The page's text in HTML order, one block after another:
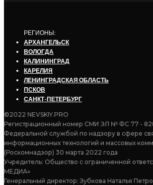
РЕГИОНЫ:
АРХАНГЕЛЬСК
ВОЛОГДА
КАЛИНИНГРАД
КАРЕЛИЯ
ЛЕНИНГРАДСКАЯ ОБЛАСТЬ
ПСКОВ
САНКТ-ПЕТЕРБУРГ
©2022 NEVSKIY.PRO
Регистрационный номер СМИ ЭЛ № ФС 77 -
Федеральной службой по надзору в сфере
информационных технологий и массовых
(Роскомнадзор) 30 марта 2022 года
Учредитель: Общество с ограниченной
МЕДИА»
Генеральный директор: Зубкова Наталья